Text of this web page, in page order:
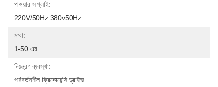
পাওয়ার সাপ্লাই:
220V/50Hz 380v50Hz
মাথা:
1-50 এম
নিয়ন্ত্রণ ব্যবস্থা:
পরিবর্তনশীল ফ্রিকোয়েন্সি ড্রাইভ